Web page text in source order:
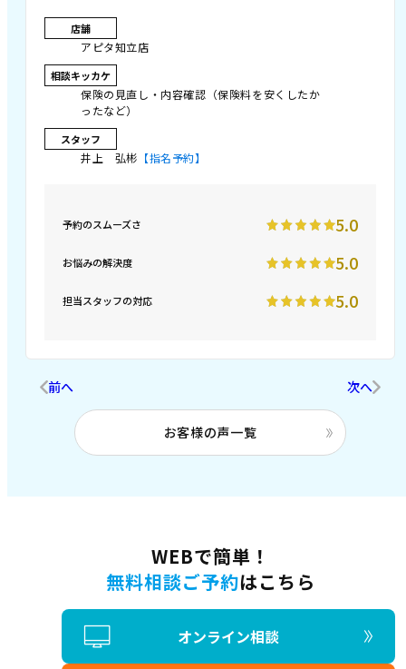
店舗
アピタ知立店
相談キッカケ
保険の見直し・内容確認（保険料を安くしたか
ったなど）
スタッフ
井上 弘彬 【指名予約】
予約のスムーズさ 5.0
お悩みの解決度 5.0
担当スタッフの対応 5.0
前へ
お客様の声一覧
次へ
WEBで簡単！
無料相談ご予約はこちら
オンライン相談